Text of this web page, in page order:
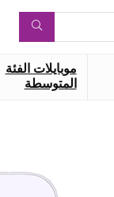
موبايلات الفئة
المتوسطة